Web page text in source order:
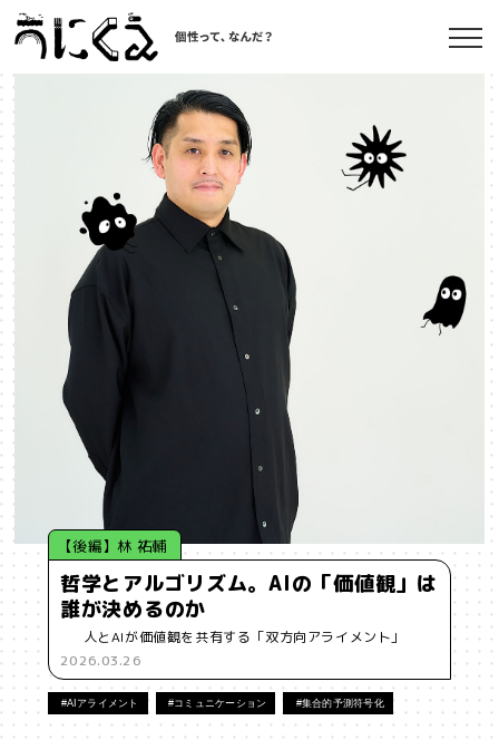
記事一覧
うにくえ とは？
お問い合わせ
©kaonavi, Inc.
【後編】林 祐輔
哲学とアルゴリズム。AIの「価値観」は
誰が決めるのか
人とAIが価値観を共有する「双方向アライメント」
2026.03.26
#AIアライメント #コミュニケーション #集合的予測符号化